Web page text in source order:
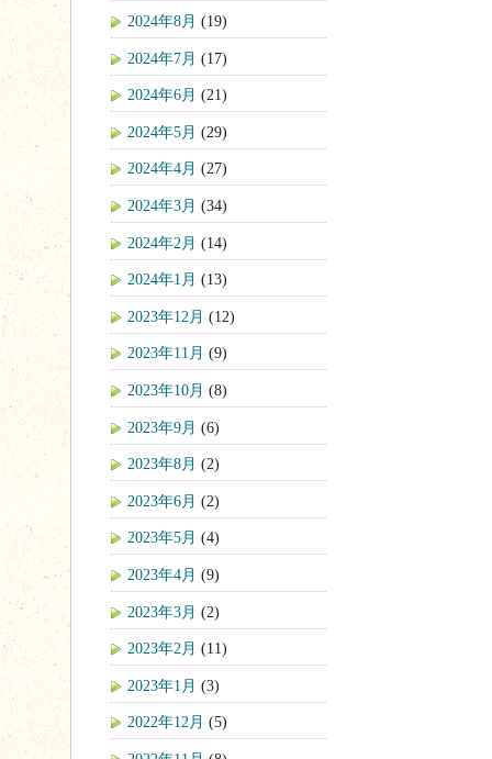
2024年8月 (19)
2024年7月 (17)
2024年6月 (21)
2024年5月 (29)
2024年4月 (27)
2024年3月 (34)
2024年2月 (14)
2024年1月 (13)
2023年12月 (12)
2023年11月 (9)
2023年10月 (8)
2023年9月 (6)
2023年8月 (2)
2023年6月 (2)
2023年5月 (4)
2023年4月 (9)
2023年3月 (2)
2023年2月 (11)
2023年1月 (3)
2022年12月 (5)